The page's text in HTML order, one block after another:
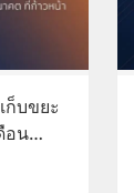
บขยะ
อน